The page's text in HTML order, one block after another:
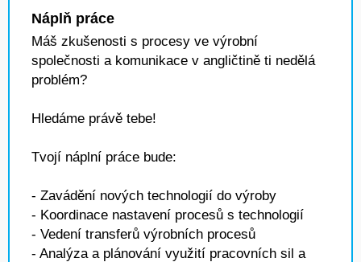
Náplň práce
Máš zkušenosti s procesy ve výrobní
společnosti a komunikace v angličtině ti nedělá
problém?
Hledáme právě tebe!
Tvojí náplní práce bude:
- Zavádění nových technologií do výroby
- Koordinace nastavení procesů s technologií
- Vedení transferů výrobních procesů
- Analýza a plánování využití pracovních sil a